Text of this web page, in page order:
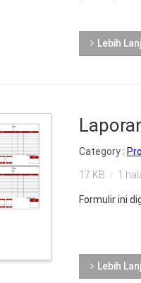
Lebih
Category :
17 KB 1
Formulir ini
Lebih